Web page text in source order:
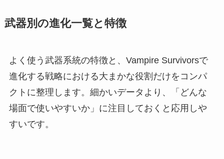
武器別の進化一覧と特徴
よく使う武器系統の特徴と、Vampire Survivorsで
進化する戦略における大まかな役割だけをコンパ
クトに整理します。細かいデータより、「どんな
場面で使いやすいか」に注目しておくと応用しや
すいです。